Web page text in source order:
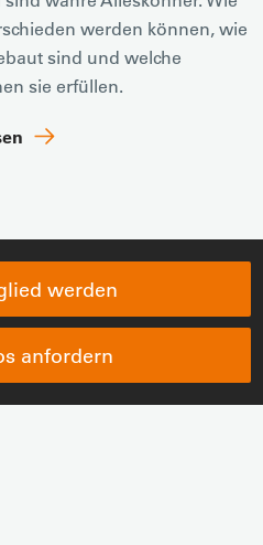
werden können, wie
sind und welche
sie erfüllen.
werden
anfordern